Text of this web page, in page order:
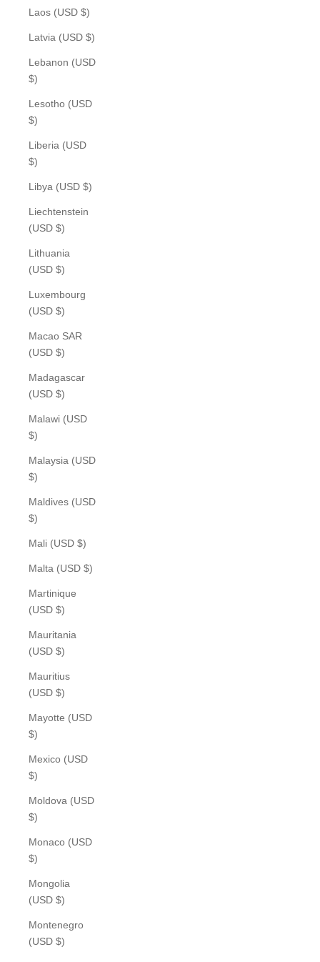
Laos (USD $)
Latvia (USD $)
Lebanon (USD
$)
Lesotho (USD
$)
Liberia (USD
$)
Libya (USD $)
Liechtenstein
(USD $)
Lithuania
(USD $)
Luxembourg
(USD $)
Macao SAR
(USD $)
Madagascar
(USD $)
Malawi (USD
$)
Malaysia (USD
$)
Maldives (USD
$)
Mali (USD $)
Malta (USD $)
Martinique
(USD $)
Mauritania
(USD $)
Mauritius
(USD $)
Mayotte (USD
$)
Mexico (USD
$)
Moldova (USD
$)
Monaco (USD
$)
Mongolia
(USD $)
Montenegro
(USD $)